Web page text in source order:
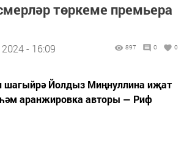
төркеме премьера
- 16:09 897 0 0
шагыйрә Йолдыз Миңнуллина иҗат
һәм аранжировка авторы — Риф